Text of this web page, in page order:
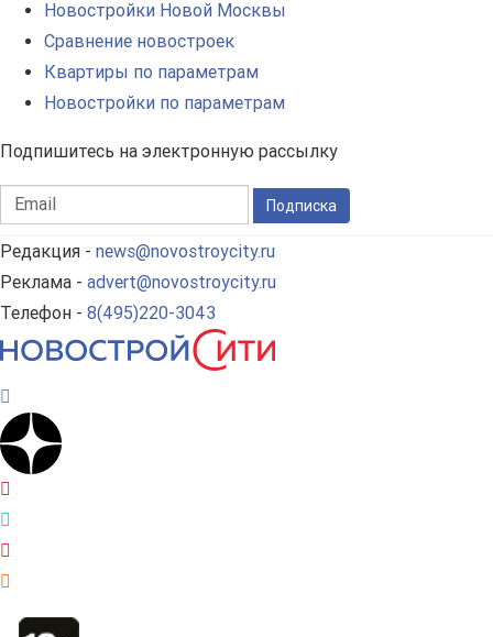
Новостройки Новой Москвы
Сравнение новостроек
Квартиры по параметрам
Новостройки по параметрам
Подпишитесь на электронную рассылку
Подписка
Редакция - news@novostroycity.ru
Реклама - advert@novostroycity.ru
Телефон - 8(495)220-3043